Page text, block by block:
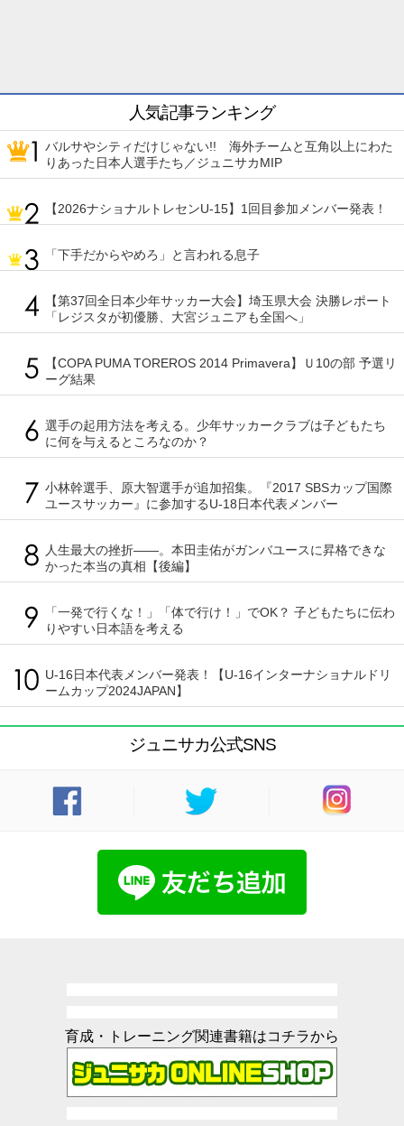
人気記事ランキング
バルサやシティだけじゃない!! 海外チームと互角以上にわた
りあった日本人選手たち／ジュニサカMIP
【2026ナショナルトレセンU-15】1回目参加メンバー発表！
「下手だからやめろ」と言われる息子
【第37回全日本少年サッカー大会】埼玉県大会 決勝レポート
「レジスタが初優勝、大宮ジュニアも全国へ」
【COPA PUMA TOREROS 2014 Primavera】Ｕ10の部 予選リ
ーグ結果
選手の起用方法を考える。少年サッカークラブは子どもたち
に何を与えるところなのか？
小林幹選手、原大智選手が追加招集。『2017 SBSカップ国際
ユースサッカー』に参加するU-18日本代表メンバー
人生最大の挫折――。本田圭佑がガンバユースに昇格できな
かった本当の真相【後編】
「一発で行くな！」「体で行け！」でOK？ 子どもたちに伝わ
りやすい日本語を考える
U-16日本代表メンバー発表！【U-16インターナショナルドリ
ームカップ2024JAPAN】
ジュニサカ公式SNS
育成・トレーニング関連書籍はコチラから